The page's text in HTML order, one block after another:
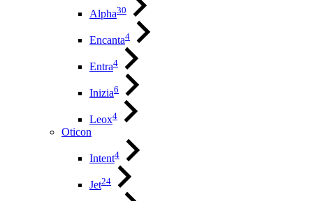
Alpha30
Encanta4
Entra4
Inizia6
Leox4
Oticon
Intent4
Jet24